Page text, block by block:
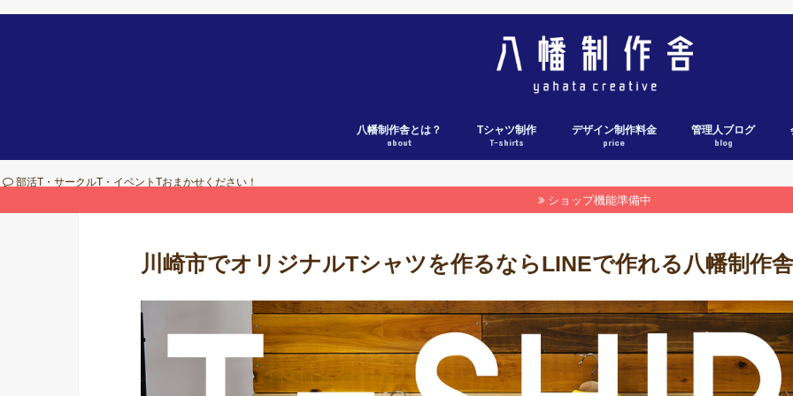
八幡制作舎とは？
about
Tシャツ制作
T-shirts
デザイン制作料金
price
管理人ブログ
blog
部活T・サークルT・イベントTおまかせください！
ショップ機能準備中
川崎市でオリジナルTシャツを作るならLINEで作れる八幡制作